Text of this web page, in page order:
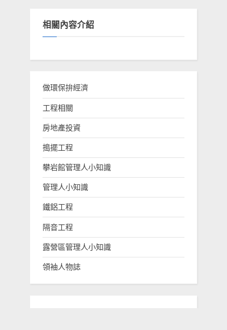
相關內容介紹
做環保拚經濟
工程相關
房地產投資
搗擺工程
攀岩館管理人小知識
管理人小知識
鐵鋁工程
隔音工程
露營區管理人小知識
領袖人物誌